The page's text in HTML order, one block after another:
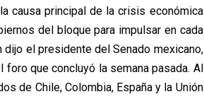
causa principal de la crisis económica
del bloque para impulsar en cada
dijo el presidente del Senado mexicano,
que concluyó la semana pasada. Al
de Chile, Colombia, España y la Unión